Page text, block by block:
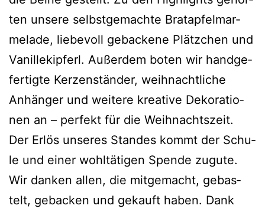
ten unse­re selbst­ge­mach­te Brat­ap­fel­mar­
me­la­de, lie­be­voll geba­cke­ne Plätz­chen und
Vanil­le­kip­ferl. Außer­dem boten wir hand­ge­
fer­tig­te Ker­zen­stän­der, weih­nacht­li­che
Anhän­ger und wei­te­re krea­ti­ve Deko­ra­tio­
nen an – per­fekt für die Weih­nachts­zeit.
Der Erlös unse­res Stan­des kommt der Schu­
le und einer wohl­tä­ti­gen Spen­de zugu­te.
Wir dan­ken allen, die mit­ge­macht, gebas­
telt, geba­cken und gekauft haben. Dank